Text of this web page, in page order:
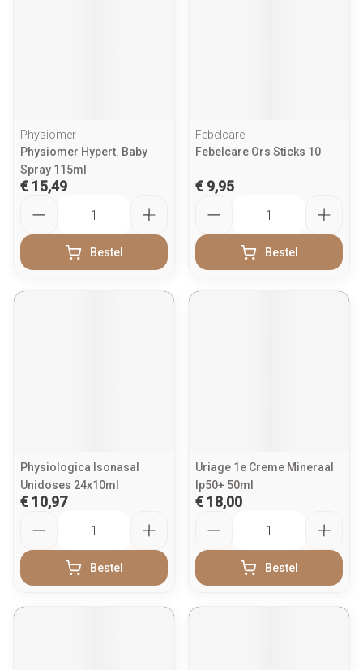
Physiomer
Physiomer Hypert. Baby
Spray 115ml
€ 15,49
Bestel
Febelcare
Febelcare Ors Sticks 10
€ 9,95
Bestel
Physiologica Isonasal
Unidoses 24x10ml
€ 10,97
Bestel
Uriage 1e Creme Mineraal
Ip50+ 50ml
€ 18,00
Bestel